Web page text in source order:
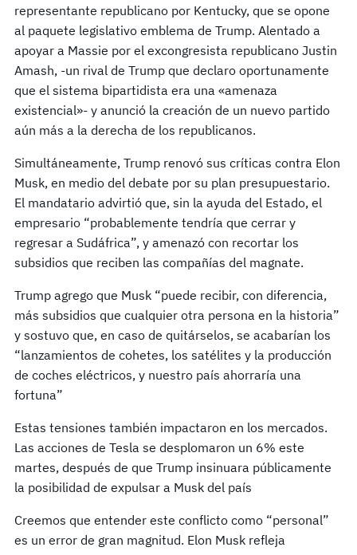
representante republicano por Kentucky, que se opone
al paquete legislativo emblema de Trump. Alentado a
apoyar a Massie por el excongresista republicano Justin
Amash, -un rival de Trump que declaro oportunamente
que el sistema bipartidista era una «amenaza
existencial»- y anunció la creación de un nuevo partido
aún más a la derecha de los republicanos.
Simultáneamente, Trump renovó sus críticas contra Elon
Musk, en medio del debate por su plan presupuestario.
El mandatario advirtió que, sin la ayuda del Estado, el
empresario “probablemente tendría que cerrar y
regresar a Sudáfrica”, y amenazó con recortar los
subsidios que reciben las compañías del magnate.
Trump agrego que Musk “puede recibir, con diferencia,
más subsidios que cualquier otra persona en la historia”
y sostuvo que, en caso de quitárselos, se acabarían los
“lanzamientos de cohetes, los satélites y la producción
de coches eléctricos, y nuestro país ahorraría una
fortuna”
Estas tensiones también impactaron en los mercados.
Las acciones de Tesla se desplomaron un 6% este
martes, después de que Trump insinuara públicamente
la posibilidad de expulsar a Musk del país
Creemos que entender este conflicto como “personal”
es un error de gran magnitud. Elon Musk refleja